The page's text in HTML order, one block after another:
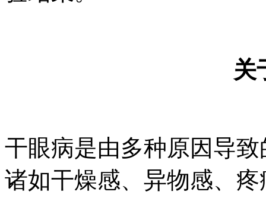
关
干眼病是由多种原因导
诸如干燥感、异物感、